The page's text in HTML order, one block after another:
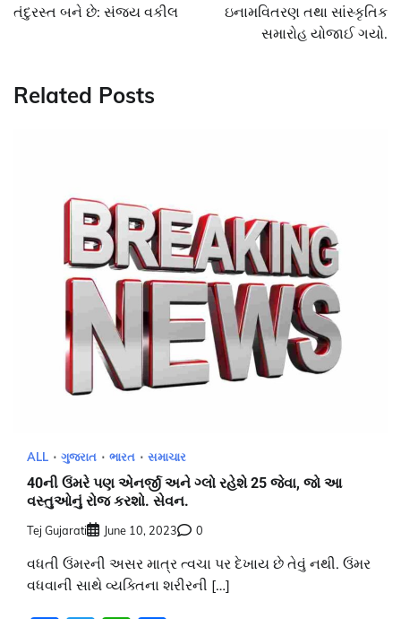
તંદુરસ્ત બને છે: સંજય વકીલ
ઇનામવિતરણ તથા સાંસ્કૃતિક
સમારોહ યોજાઈ ગયો.
Related Posts
ALL ગુજરાત ભારત સમાચાર
40ની ઉંમરે પણ એનર્જી અને ગ્લો રહેશે 25 જેવા, જો આ
વસ્તુઓનું રોજ કરશો. સેવન.
Tej Gujarati June 10, 2023 0
વધતી ઉંમરની અસર માત્ર ત્વચા પર દેખાય છે તેવું નથી. ઉંમર
વધવાની સાથે વ્યક્તિના શરીરની […]